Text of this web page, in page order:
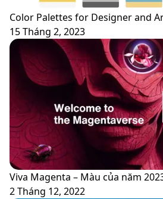
Color Palettes for Designer and
15 Tháng 2, 2023
Viva Magenta – Màu của năm
2 Tháng 12, 2022